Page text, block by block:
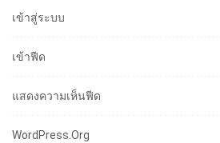
เข้าสู่ระบบ
เข้าฟีด
แสดงความเห็นฟีด
WordPress.org